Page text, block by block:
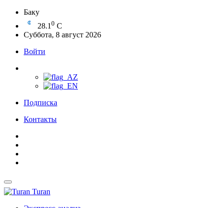
Баку
28.1 0 C
Суббота, 8 август 2026
Войти
Подписка
Контакты
Turan